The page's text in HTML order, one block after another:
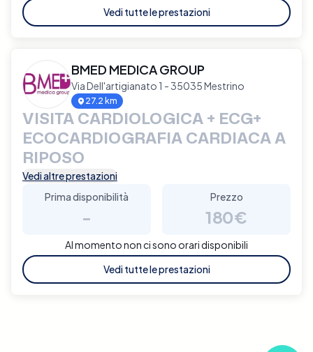
Vedi tutte le prestazioni
BMED MEDICA GROUP
Via Dell'artigianato 1 - 35035 Mestrino
27.2 km
VISITA CARDIOLOGICA + ECG+
ECOCARDIOGRAFIA CARDIACA A
RIPOSO
Vedi altre prestazioni
Prima disponibilità
-
Prezzo
180€
Al momento non ci sono orari disponibili
Vedi tutte le prestazioni